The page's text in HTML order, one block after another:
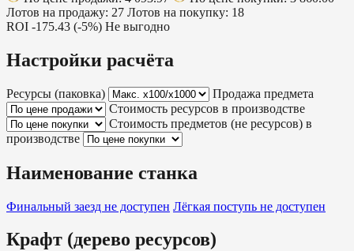
Лотов на продажу: 27 Лотов на покупку: 18
ROI -175.43 (-5%) Не выгодно
Настройки расчёта
Ресурсы (паковка)
Продажа предмета
Стоимость ресурсов в производстве
Стоимость предметов (не ресурсов) в
производстве
Наименование станка
Финальный заезд не доступен Лёгкая поступь не доступен
Крафт (дерево ресурсов)